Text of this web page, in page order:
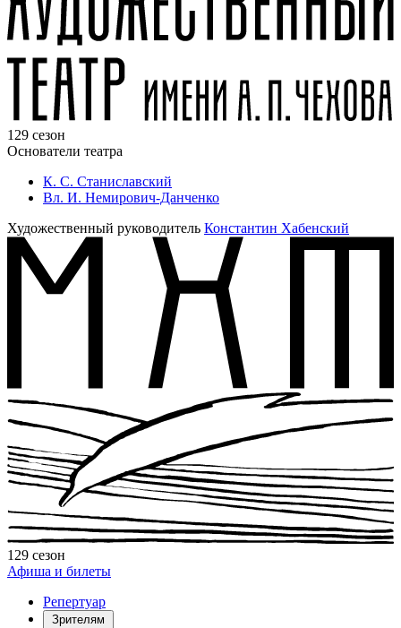
129 сезон
Основатели театра
К. С. Станиславский
Вл. И. Немирович-Данченко
Художественный руководитель Константин Хабенский
129 сезон
Афиша и билеты
Репертуар
Зрителям